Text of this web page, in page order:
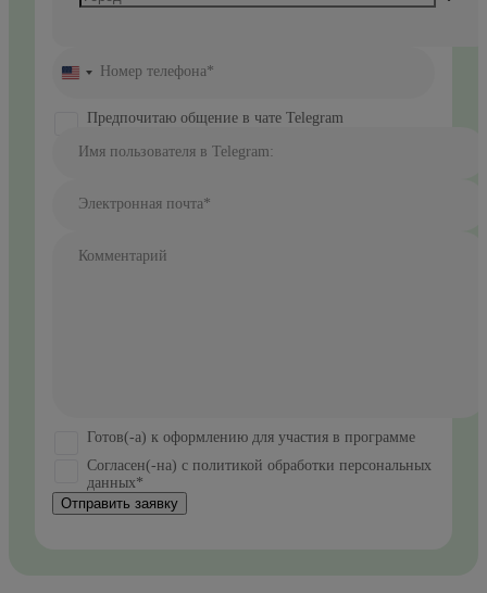
United
+1
Номер телефона*
Предпочитаю общение в чате Telegram
Имя пользователя в Telegram:
Электронная почта*
Комментарий
Готов(-а) к оформлению для участия в программе
Согласен(-на) с политикой обработки персональных
данных*
Отправить заявку